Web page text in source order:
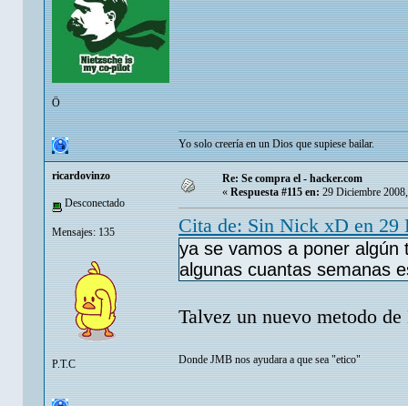
Ö
Yo solo creería en un Dios que supiese bailar.
ricardovinzo
Desconectado
Mensajes: 135
P.T.C
Re: Se compra el - hacker.com
« Respuesta #115 en: 29 Diciembre
Cita de: Sin Nick xD en 29
ya se vamos a poner
algunas cuantas semanas
Talvez un nuevo metodo
Donde JMB nos ayudara a que sea "etico"